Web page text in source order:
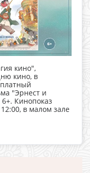
кино",
кино, в
"Эрнест и
Кинопоказ
в малом зале